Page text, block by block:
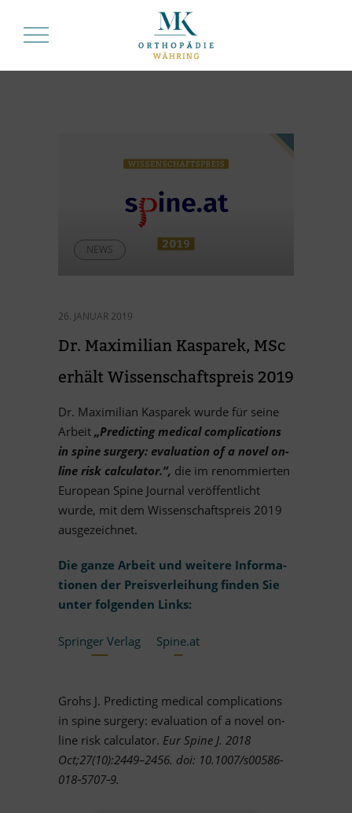
NEWS
26. JANUAR 2019
Dr. Ma­xi­mi­lian Kas­pa­rek, MSc
er­hält Wis­sen­schafts­preis 2019
Dr. Ma­xi­mi­lian Kas­pa­rek wurde für seine
Ar­beit „Pre­dic­ting me­di­cal com­pli­ca­ti­ons
in spine sur­gery: eva­lua­tion of a no­vel on­
line risk cal­cu­la­tor.”, die im re­nom­mier­ten
Eu­ro­pean Spine Jour­nal ver­öf­fent­licht
wurde, mit dem Wis­sen­schafts­preis 2019
ausgezeichnet.
Die ganze Ar­beit und wei­tere In­for­ma­
tio­nen der Preis­ver­lei­hung fin­den Sie
un­ter fol­gen­den Links:
Sprin­ger Ver­lag Spine.at
Grohs J. Pre­dic­ting me­di­cal com­pli­ca­ti­ons
in spine sur­gery: eva­lua­tion of a no­vel on­
line risk cal­cu­la­tor. Eur Spine J. 2018
Oct;27(10):2449–2456. doi: 10.1007/s00586-
018‑5707‑9.